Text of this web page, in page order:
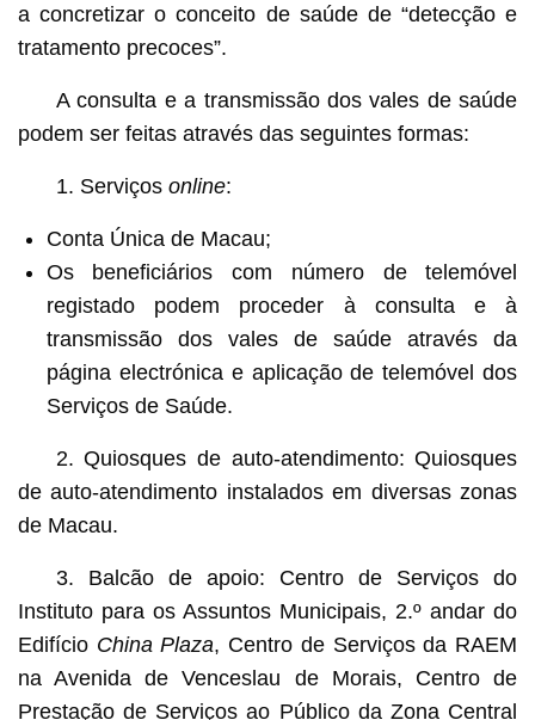
a concretizar o conceito de saúde de “detecção e
tratamento precoces”.
A consulta e a transmissão dos vales de saúde
podem ser feitas através das seguintes formas:
1. Serviços online:
Conta Única de Macau;
Os beneficiários com número de telemóvel
registado podem proceder à consulta e à
transmissão dos vales de saúde através da
página electrónica e aplicação de telemóvel dos
Serviços de Saúde.
2. Quiosques de auto-atendimento: Quiosques
de auto-atendimento instalados em diversas zonas
de Macau.
3. Balcão de apoio: Centro de Serviços do
Instituto para os Assuntos Municipais, 2.º andar do
EdifícioChina Plaza, Centro de Serviços da RAEM
na Avenida de Venceslau de Morais, Centro de
Prestação de Serviços ao Público da Zona Central